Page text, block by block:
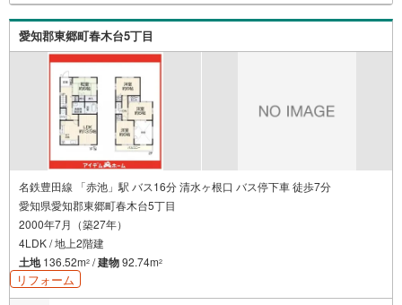
IEを公開中!!写真だけでは伝わらない物件の魅力をたっぷり
ご紹介しております♪さらに店内には豊富な物件資料や発
売予定物件等ございます☆この機会にぜひお問い合わせく
ださい♪
愛知郡東郷町春木台5丁目
名鉄豊田線 「赤池」駅 バス16分 清水ヶ根口 バス停下車 徒歩7分
愛知県愛知郡東郷町春木台5丁目
2000年7月（築27年）
4LDK / 地上2階建
土地136.52m2 /建物92.74m2
リフォーム